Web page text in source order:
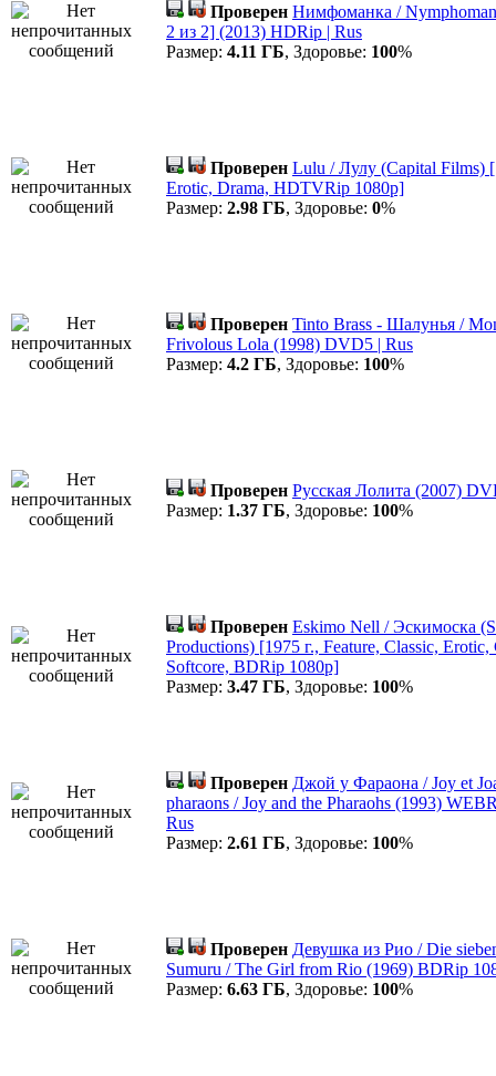
Проверен Нимфоманка /
2 из 2] (2013) HDRip | Rus
Размер: 4.11 ГБ, Здоровье: 100%
Проверен Lulu / Лулу (Capital Films)
Erotic, Drama, HDTVRip 1080p]
Размер: 2.98 ГБ, Здоровье: 0%
Проверен Tinto Brass - Шалунья /
Frivolous Lola (1998) DVD5 | Rus
Размер: 4.2 ГБ, Здоровье: 100%
Проверен Русская Лолита (2007)
Размер: 1.37 ГБ, Здоровье: 100%
Проверен Eskimo Nell / Эскимоска
Productions) [1975 г., Feature, Classic, Erotic,
Softcore, BDRip 1080p]
Размер: 3.47 ГБ, Здоровье: 100%
Проверен Джой у Фараона / Joy et
pharaons / Joy and the Pharaohs (1993)
Rus
Размер: 2.61 ГБ, Здоровье: 100%
Проверен Девушка из Рио / Die
Sumuru / The Girl from Rio (1969) BDRip
Размер: 6.63 ГБ, Здоровье: 100%